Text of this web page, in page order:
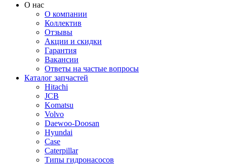
О нас
О компании
Коллектив
Отзывы
Акции и скидки
Гарантия
Вакансии
Ответы на частые вопросы
Каталог запчастей
Hitachi
JCB
Komatsu
Volvo
Daewoo-Doosan
Hyundai
Case
Caterpillar
Типы гидронасосов